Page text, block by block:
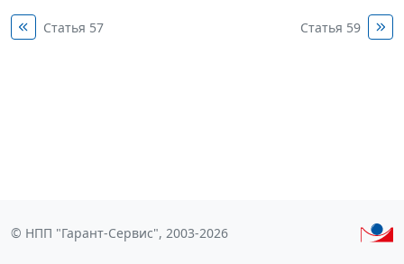
Статья 57 Статья 59
© НПП "Гарант-Сервис", 2003-2026